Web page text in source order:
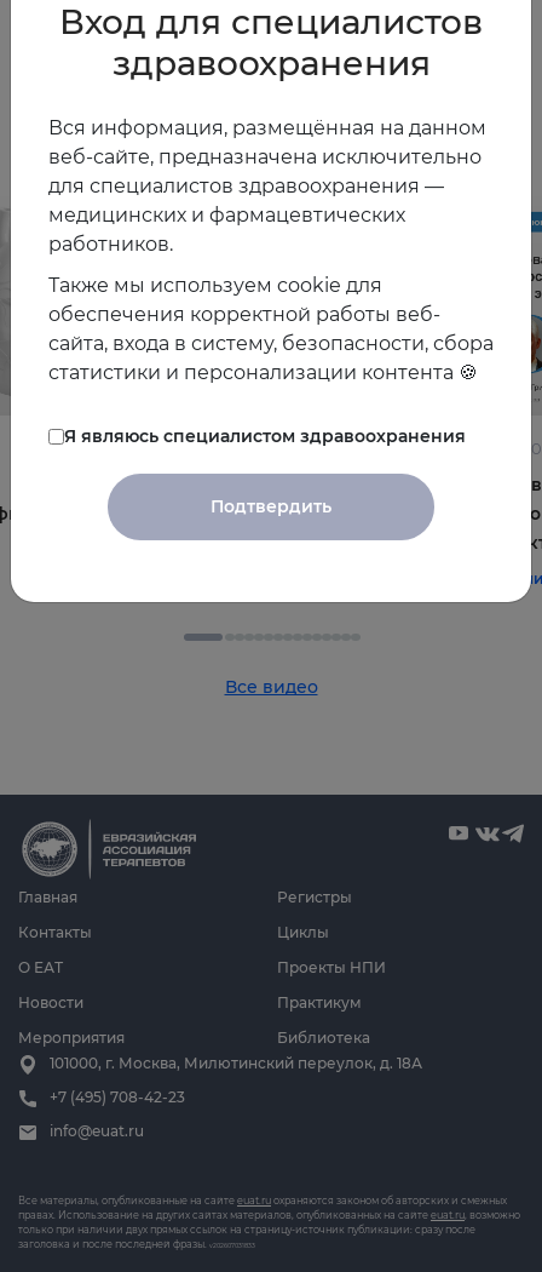
Другие видео
22.06.2026
Постменопауза на приёме: алгоритмы для
терапевта
и
и
Все видео
Главная
О ЕАТ
Новости
Мероприятия
Циклы
Проекты НПИ
Практикум
Библиотека
Регистры
Контакты
101000, г. Москва, Милютинский переулок, д. 18А
+7 (495) 708-42-23
info@euat.ru
Все материалы, опубликованные на сайте euat.ru охраняются законом об авторских и смежных
правах. Использование на других сайтах материалов, опубликованных на сайте euat.ru, возможно
только при наличии двух прямых ссылок на страницу-источник публикации: сразу после
заголовка и после последней фразы. v202607031833
Вход для специалистов
здравоохранения
Вся информация, размещённая на данном
веб-сайте, предназначена исключительно
для специалистов здравоохранения —
медицинских и фармацевтических
работников.
Также мы используем cookie для
обеспечения корректной работы веб-
сайта, входа в систему, безопасности, сбора
статистики и персонализации контента 🍪
Я являюсь специалистом здравоохранения
Подтвердить